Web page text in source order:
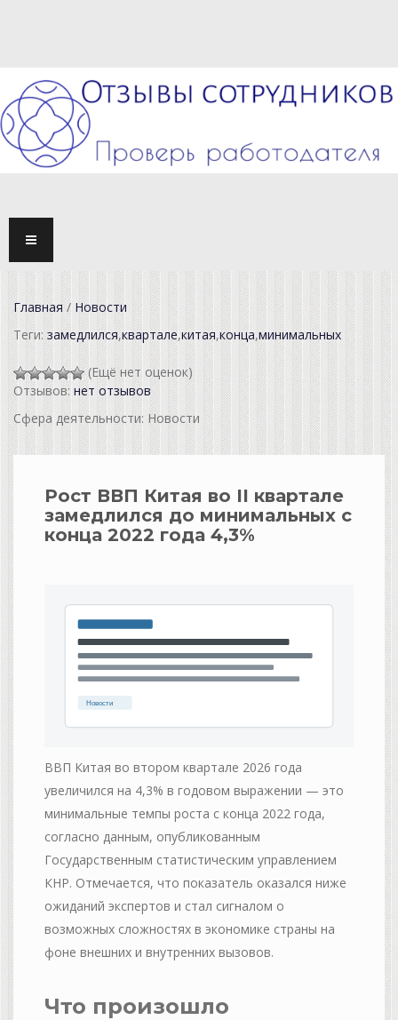
Главная/ Новости
Теги:замедлился,квартале,китая,конца,минимальных
(Ещё нет оценок)
Отзывов:нет отзывов
Сфера деятельности: Новости
Рост ВВП Китая во II квартале
замедлился до минимальных с
конца 2022 года 4,3%
ВВП Китая во втором квартале 2026 года
увеличился на 4,3% в годовом выражении — это
минимальные темпы роста с конца 2022 года,
согласно данным, опубликованным
Государственным статистическим управлением
КНР. Отмечается, что показатель оказался ниже
ожиданий экспертов и стал сигналом о
возможных сложностях в экономике страны на
фоне внешних и внутренних вызовов.
Что произошло